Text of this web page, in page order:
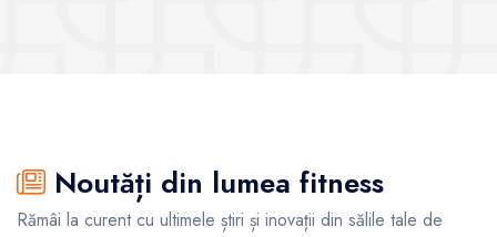
Noutăți din lumea fitness
Rămâi la curent cu ultimele știri și inovații din sălile tale de